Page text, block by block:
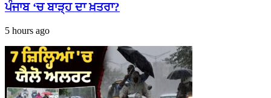
ਪੰਜਾਬ ‘ਚ ਬਾੜ੍ਹ ਦਾ ਖ਼ਤਰਾ?
5 hours ago